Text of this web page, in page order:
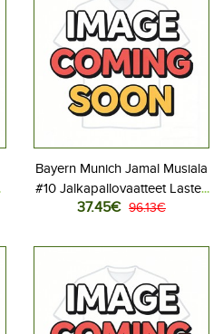
Bayern Munich Jamal Musiala
#10 Jalkapallovaatteet Lasten
Kotipeliasu 2026-27
housut)
37.45€ 96.13€